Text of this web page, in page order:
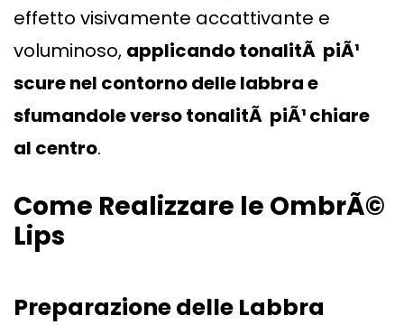
effetto visivamente accattivante e
voluminoso, applicando tonalitÃ piÃ¹
scure nel contorno delle labbra e
sfumandole verso tonalitÃ piÃ¹ chiare
al centro.
Come Realizzare le OmbrÃ©
Lips
Preparazione delle Labbra